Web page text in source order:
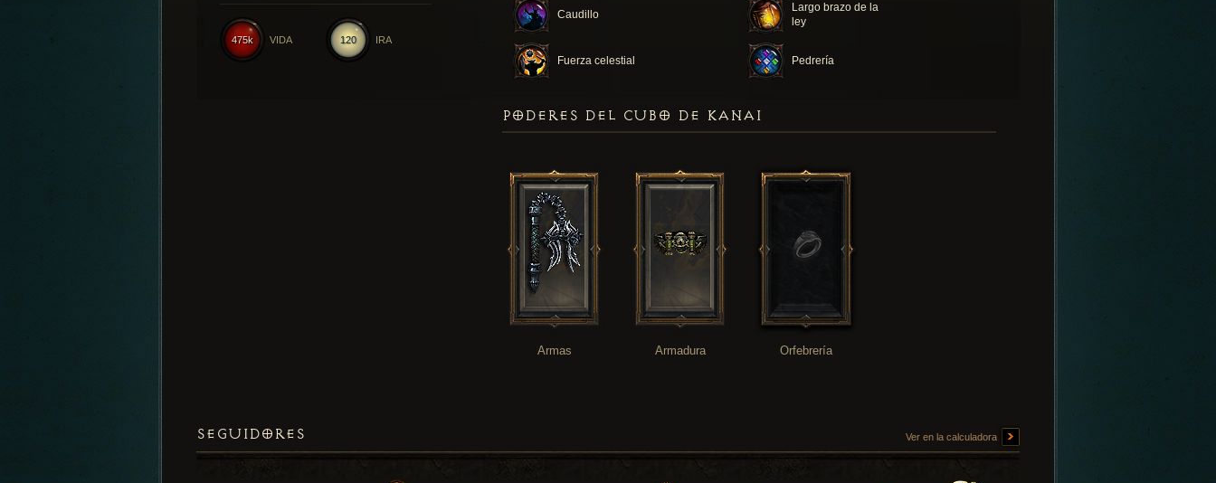
Caudillo
Largo brazo de la
ley
Fuerza celestial Pedrería
120 IRA
475k VIDA
PODERES DEL CUBO DE KANAI
Armas Armadura Orfebrería
SEGUIDORES Ver en la calculadora